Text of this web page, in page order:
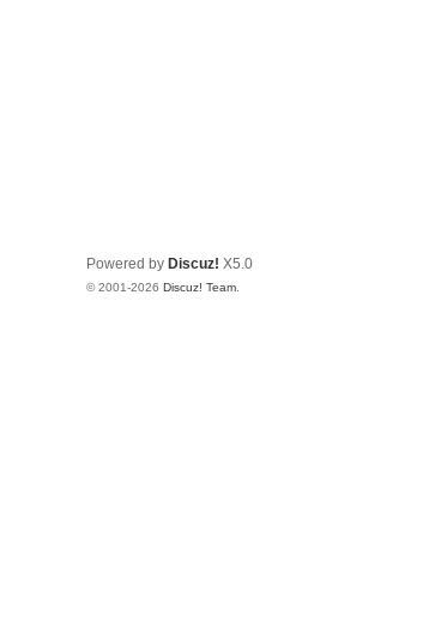
Powered by Discuz! X5.0
© 2001-2026 Discuz! Team